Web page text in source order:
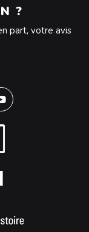
?
part, votre avis
Twitter
le compte
Lien vers la chaîne